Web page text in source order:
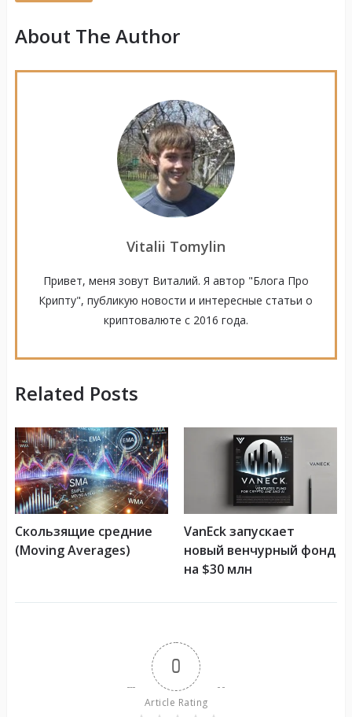
About The Author
Vitalii Tomylin
Привет, меня зовут Виталий. Я автор "Блога Про
Крипту", публикую новости и интересные статьи о
криптовалюте с 2016 года.
Related Posts
Скользящие средние
(Moving Averages)
VanEck запускает
новый венчурный фонд
на $30 млн
0
Article Rating